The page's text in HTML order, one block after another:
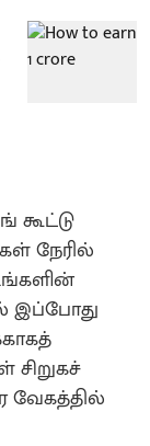
கூட்டு
நேரில்
இப்போது
வேகத்தில்